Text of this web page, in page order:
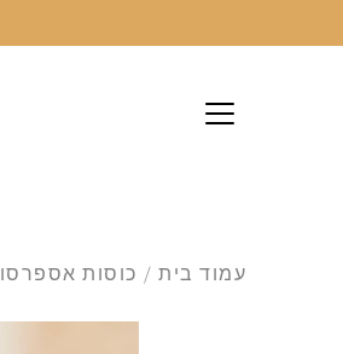
עמוד בית / כוסות אספרסו